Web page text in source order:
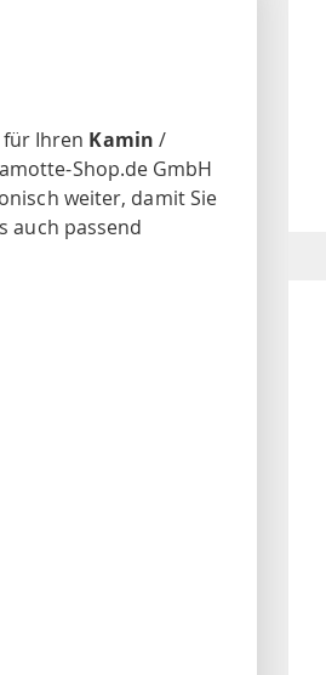
für Ihren Kamin /
Shop.de GmbH
weiter, damit Sie
auch passend